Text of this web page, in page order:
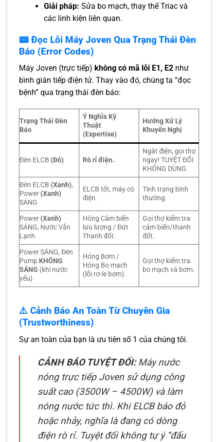
Giải pháp: Sửa bo mạch, thay thế Triac và
các linh kiện liên quan.
📟 Đọc Lỗi Máy Joven Qua Trạng Thái Đèn
Báo (Error Codes)
Máy Joven (trực tiếp) không có mã lỗi E1, E2 như
bình gián tiếp điện tử. Thay vào đó, chúng ta “đọc
bệnh” qua trạng thái đèn báo:
Trạng Thái Đèn
Báo
Ý Nghĩa Kỹ
Thuật
(Expertise)
Hướng Xử Lý
Khuyến Nghị
Đèn ELCB (Đỏ) Rò rỉ điện.
Ngắt điện, gọi thợ
ngay! TUYỆT ĐỐI
KHÔNG DÙNG.
Đèn ELCB (Xanh),
Power (Xanh)
SÁNG
ELCB tốt, máy có
điện.
Tình trạng bình
thường.
Power (Xanh)
SÁNG, Nước Vẫn
Lạnh
Hỏng Cảm biến
lưu lượng / Đứt
Thanh đốt.
Gọi thợ kiểm tra
cảm biến/thanh
đốt.
Power SÁNG, Đèn
Pump KHÔNG
SÁNG (khi nước
yếu)
Hỏng Bơm /
Hỏng Bo mạch
(lỗi rơ-le bơm).
Gọi thợ kiểm tra
bo mạch và bơm.
⚠️ Cảnh Báo An Toàn Từ Chuyên Gia
(Trustworthiness)
Sự an toàn của bạn là ưu tiên số 1 của chúng tôi.
CẢNH BÁO TUYỆT ĐỐI:Máy nước
nóng trực tiếp Joven sử dụng công
suất cao (3500W – 4500W) và làm
nóng nước tức thì. Khi ELCB báo đỏ
hoặc nhảy, nghĩa là đang có dòng
điện rò rỉ. Tuyệt đối không tự ý “đấu